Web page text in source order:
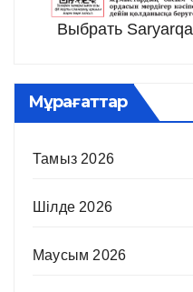
Выбрать
Мұрағаттар
Тамыз 2026
Шілде 2026
Маусым 2026